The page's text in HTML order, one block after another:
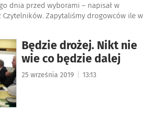
dnia przed wyborami – napisał w
Zapytaliśmy drogowców ile w
Będzie drożej. Nikt nie
wie co będzie dalej
25 września 2019 13:13